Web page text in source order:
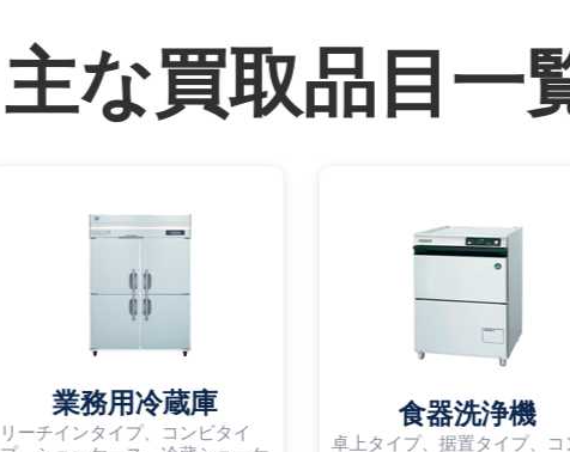
主な買取品目一
業務用冷蔵庫
リーチインタイプ、コンビタイ
食器洗浄機
卓上タイプ、据置タイプ、コ